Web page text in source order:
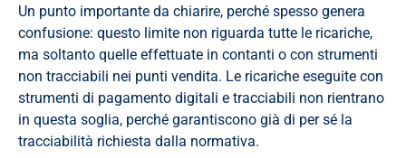
Un punto importante da chiarire, perché spesso genera
confusione: questo limite non riguarda tutte le ricariche,
ma soltanto quelle effettuate in contanti o con strumenti
non tracciabili nei punti vendita. Le ricariche eseguite con
strumenti di pagamento digitali e tracciabili non rientrano
in questa soglia, perché garantiscono già di per sé la
tracciabilità richiesta dalla normativa.